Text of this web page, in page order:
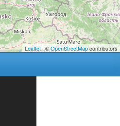
Leaflet| ©OpenStreetMapcontributors